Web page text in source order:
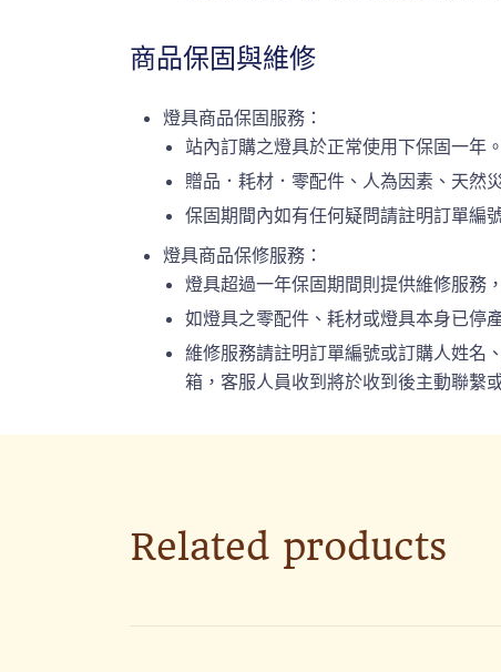
商品保固與維修
燈具商品保固服務：
站內訂購之燈具於正常使用下保固一年。
贈品．耗材．零配件、人為因素、天然
保固期間內如有任何疑問請註明訂單編
燈具商品保修服務：
燈具超過一年保固期間則提供維修服務
如燈具之零配件、耗材或燈具本身已停
維修服務請註明訂單編號或訂購人姓名
箱，客服人員收到將於收到後主動聯繫
Related products